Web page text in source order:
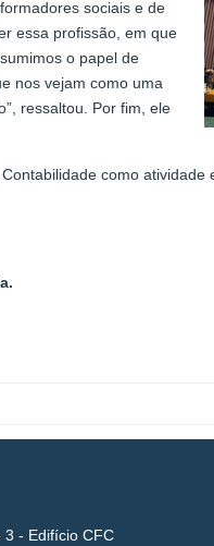
sociais e de
essa profissão, em que
o papel de
nos vejam como uma
ressaltou. Por fim, ele
como
3 - Edifício CFC